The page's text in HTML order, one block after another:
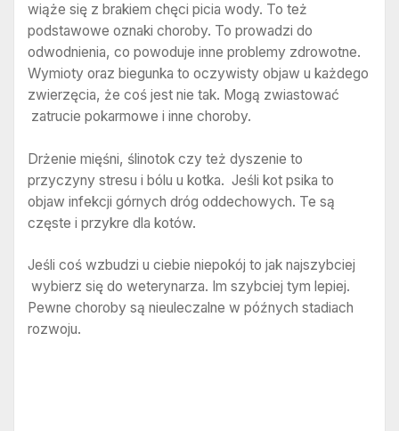
wiąże się z brakiem chęci picia wody. To też
podstawowe oznaki choroby. To prowadzi do
odwodnienia, co powoduje inne problemy zdrowotne.
Wymioty oraz biegunka to oczywisty objaw u każdego
zwierzęcia, że coś jest nie tak. Mogą zwiastować
zatrucie pokarmowe i inne choroby.
Drżenie mięśni, ślinotok czy też dyszenie to
przyczyny stresu i bólu u kotka. Jeśli kot psika to
objaw infekcji górnych dróg oddechowych. Te są
częste i przykre dla kotów.
Jeśli coś wzbudzi u ciebie niepokój to jak najszybciej
wybierz się do weterynarza. Im szybciej tym lepiej.
Pewne choroby są nieuleczalne w późnych stadiach
rozwoju.